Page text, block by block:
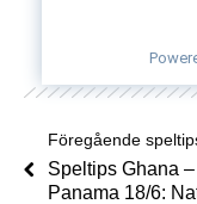
Föregående
Speltips Ghana –
Panama 18/6: